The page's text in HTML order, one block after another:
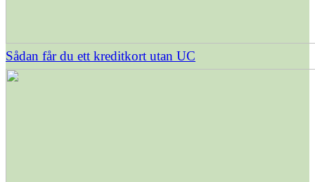
Sådan får du ett kreditkort utan UC